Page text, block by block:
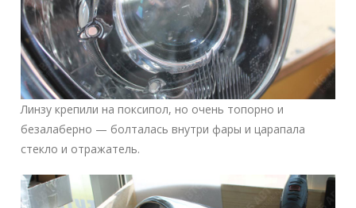
Линзу крепили на поксипол, но очень топорно и
безалаберно — болталась внутри фары и царапала
стекло и отражатель.